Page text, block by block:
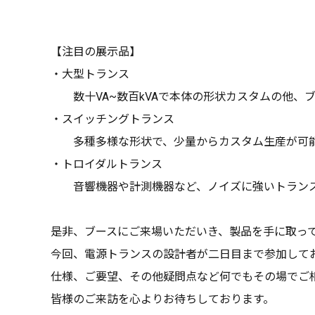
【注目の展示品】
・大型トランス
数十VA~数百kVAで本体の形状カスタムの他、
・スイッチングトランス
多種多様な形状で、少量からカスタム生産が可
・トロイダルトランス
音響機器や計測機器など、ノイズに強いトラン
是非、ブースにご来場いただいき、製品を手に取っ
今回、電源トランスの設計者が二日目まで参加して
仕様、ご要望、その他疑問点など何でもその場でご
皆様のご来訪を心よりお待ちしております。